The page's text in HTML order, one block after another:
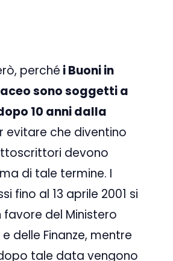
perché i Buoni in
sono soggetti a
10 anni dalla
evitare che diventino
devono
di tale termine. I
fino al 13 aprile 2001 si
favore del Ministero
delle Finanze, mentre
tale data vengono